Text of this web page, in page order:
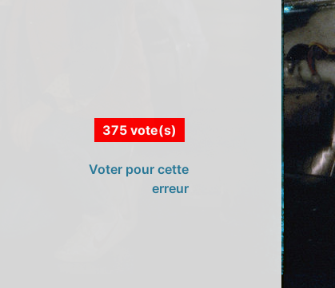
375 vote(s)
Voter pour cette
erreur